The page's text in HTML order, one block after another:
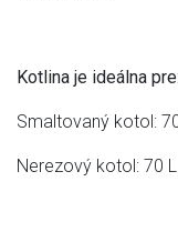
Kotlina je ideálna pre:
Smaltovaný kotol:
Nerezový kotol: 70